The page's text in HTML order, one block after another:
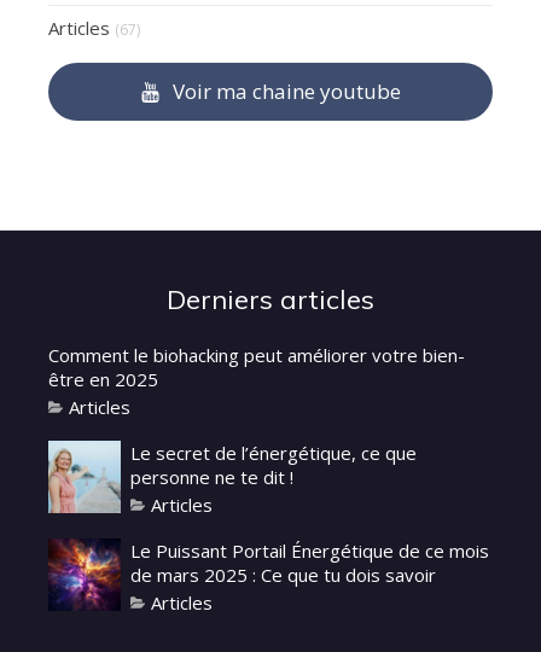
Articles (67)
Voir ma chaine youtube
Derniers articles
Comment le biohacking peut améliorer votre bien-
être en 2025
Articles
Le secret de l’énergétique, ce que
personne ne te dit !
Articles
Le Puissant Portail Énergétique de ce mois
de mars 2025 : Ce que tu dois savoir
Articles